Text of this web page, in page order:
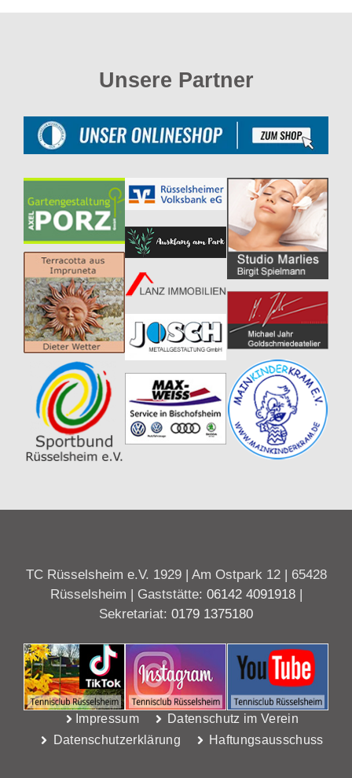
Unsere Partner
TC Rüsselsheim e.V. 1929 | Am Ostpark 12 | 65428
Rüsselsheim | Gaststätte: 06142 4091918|
Sekretariat: 0179 1375180
Impressum
Datenschutz im Verein
Datenschutzerklärung
Haftungsausschuss